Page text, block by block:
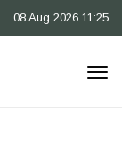
08 Aug 2026 11:25